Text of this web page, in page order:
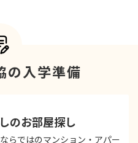
の入学準備
のお部屋探し
らではのマンション・アパー